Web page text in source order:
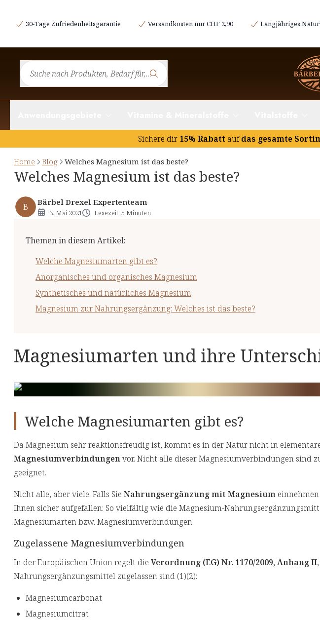
30-Tage Zufriedenheitsgarantie Versandkosten nur CHF 2,90 Langjähriges
Sichere dir 15% Rabatt aufdas gesamte
Home Blog Welches Magnesium ist das beste?
Welches Magnesium ist das beste?
B Bärbel Drexel Expertenteam
3. Mai 2021 Lesezeit: 5 Minuten
Themen in diesem Artikel:
Welche Magnesiumarten gibt es?
Anorganisches und organisches Magnesium
Synthetisches und natürliches Magnesium
Magnesium zur Nahrungsergänzung: Welches ist das beste?
Welche Magnesiumarten gibt es?
Magnesium zur Nahrungsergänzung: Welches ist das beste?
Magnesiumarten und ihre
Welche Magnesiumarten gibt es?
Da Magnesium sehr reaktionsfreudig ist, kommt es in der Natur nicht in
Magnesiumverbindungenvor. Nicht alle dieser Magnesiumverbindungen sind
geeignet.
Nicht alle, aber viele. Falls Sie Nahrungsergänzung mit Magnesium
Ihnen sicher aufgefallen: So vielfältig wie die Magnesium-
Magnesiumarten bzw. Magnesiumverbindungen.
Zugelassene Magnesiumverbindungen
In der Europäischen Union regelt die Verordnung (EG) Nr. 1170/2009, Anhang II
Nahrungsergänzungsmittel zugelassen sind (1)(2):
Magnesiumcarbonat
Magnesiumcitrat